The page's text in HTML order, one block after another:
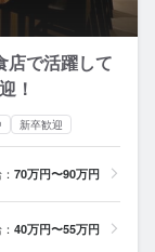
店で活躍して
！
新卒歓迎
70万円〜90万円
40万円〜55万円